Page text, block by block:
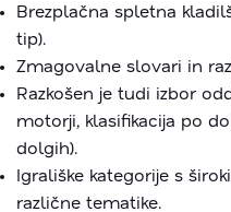
Brezplačna spletna
tip).
Zmagovalne slovari in
Razkošen je tudi izbor
motorji, klasifikacija po
dolgih).
Igrališke kategorije s
različne tematike.